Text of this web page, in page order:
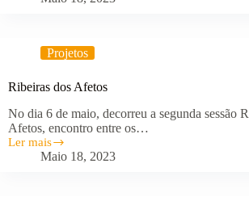
Leitura
Projetos
Ribeiras dos Afetos
No dia 6 de maio, decorreu a segunda sessão
Afetos, encontro entre os…
Ler mais
Ribeiras
Maio 18, 2023